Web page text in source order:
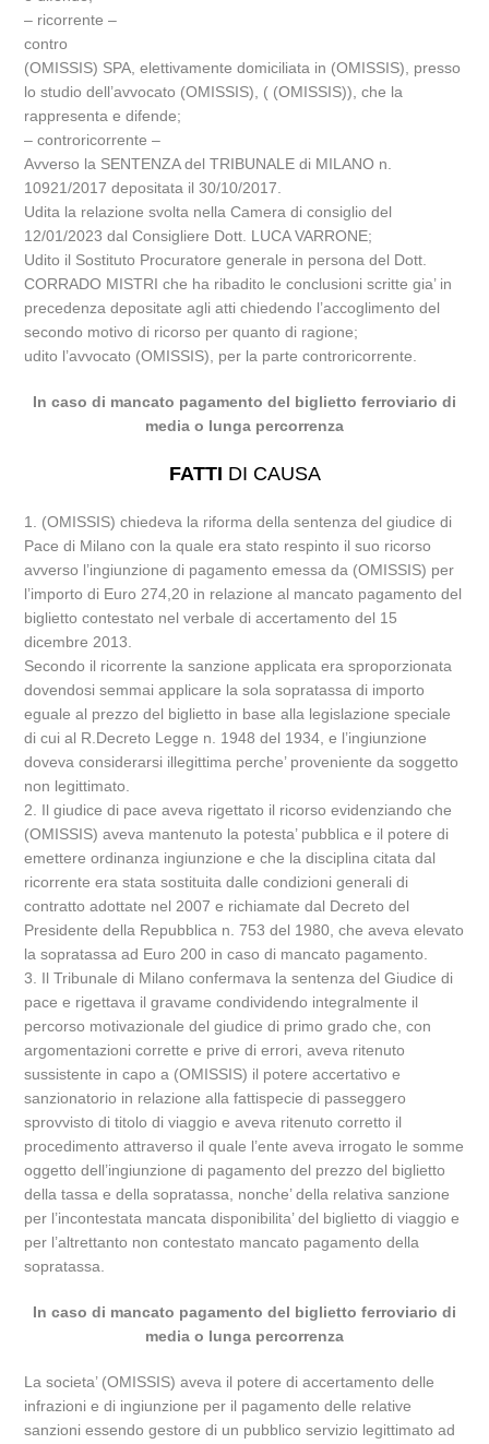
– ricorrente –
contro
(OMISSIS) SPA, elettivamente domiciliata in (OMISSIS), presso
lo studio dell’avvocato (OMISSIS), ( (OMISSIS)), che la
rappresenta e difende;
– controricorrente –
Avverso la SENTENZA del TRIBUNALE di MILANO n.
10921/2017 depositata il 30/10/2017.
Udita la relazione svolta nella Camera di consiglio del
12/01/2023 dal Consigliere Dott. LUCA VARRONE;
Udito il Sostituto Procuratore generale in persona del Dott.
CORRADO MISTRI che ha ribadito le conclusioni scritte gia’ in
precedenza depositate agli atti chiedendo l’accoglimento del
secondo motivo di ricorso per quanto di ragione;
udito l’avvocato (OMISSIS), per la parte controricorrente.
In caso di mancato pagamento del biglietto ferroviario di
media o lunga percorrenza
FATTI DI CAUSA
1. (OMISSIS) chiedeva la riforma della sentenza del giudice di
Pace di Milano con la quale era stato respinto il suo ricorso
avverso l’ingiunzione di pagamento emessa da (OMISSIS) per
l’importo di Euro 274,20 in relazione al mancato pagamento del
biglietto contestato nel verbale di accertamento del 15
dicembre 2013.
Secondo il ricorrente la sanzione applicata era sproporzionata
dovendosi semmai applicare la sola sopratassa di importo
eguale al prezzo del biglietto in base alla legislazione speciale
di cui al R.Decreto Legge n. 1948 del 1934, e l’ingiunzione
doveva considerarsi illegittima perche’ proveniente da soggetto
non legittimato.
2. Il giudice di pace aveva rigettato il ricorso evidenziando che
(OMISSIS) aveva mantenuto la potesta’ pubblica e il potere di
emettere ordinanza ingiunzione e che la disciplina citata dal
ricorrente era stata sostituita dalle condizioni generali di
contratto adottate nel 2007 e richiamate dal Decreto del
Presidente della Repubblica n. 753 del 1980, che aveva elevato
la sopratassa ad Euro 200 in caso di mancato pagamento.
3. Il Tribunale di Milano confermava la sentenza del Giudice di
pace e rigettava il gravame condividendo integralmente il
percorso motivazionale del giudice di primo grado che, con
argomentazioni corrette e prive di errori, aveva ritenuto
sussistente in capo a (OMISSIS) il potere accertativo e
sanzionatorio in relazione alla fattispecie di passeggero
sprovvisto di titolo di viaggio e aveva ritenuto corretto il
procedimento attraverso il quale l’ente aveva irrogato le somme
oggetto dell’ingiunzione di pagamento del prezzo del biglietto
della tassa e della sopratassa, nonche’ della relativa sanzione
per l’incontestata mancata disponibilita’ del biglietto di viaggio e
per l’altrettanto non contestato mancato pagamento della
sopratassa.
In caso di mancato pagamento del biglietto ferroviario di
media o lunga percorrenza
La societa’ (OMISSIS) aveva il potere di accertamento delle
infrazioni e di ingiunzione per il pagamento delle relative
sanzioni essendo gestore di un pubblico servizio legittimato ad